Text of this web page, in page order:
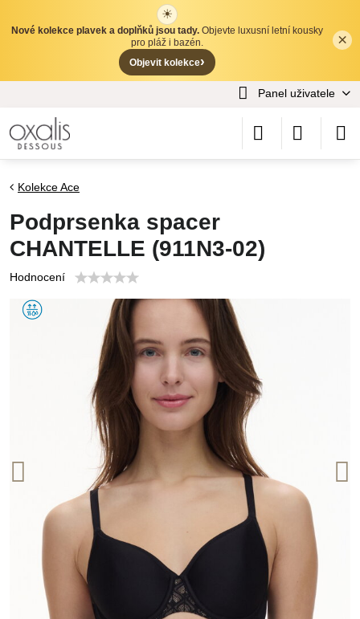
✕
×
☀
Nové kolekce plavek a doplňků jsou tady. Objevte luxusní letní kousky
pro pláž i bazén.
Objevit kolekce›
Panel uživatele
Kolekce Ace
Podprsenka spacer
CHANTELLE (911N3-02)
Hodnocení